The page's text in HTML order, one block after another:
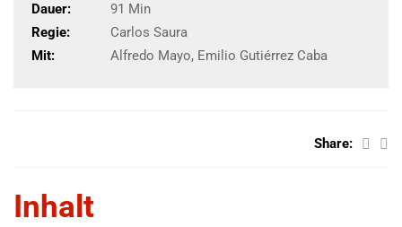
Dauer:
91 Min
Regie:
Carlos Saura
Mit:
Alfredo Mayo, Emilio Gutiérrez Caba
Share:
Inhalt